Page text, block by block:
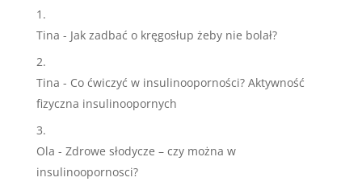
Tina - Jak zadbać o kręgosłup żeby nie bolał?
Tina - Co ćwiczyć w insulinooporności? Aktywność
fizyczna insulinoopornych
Ola - Zdrowe słodycze – czy można w
insulinoopornosci?